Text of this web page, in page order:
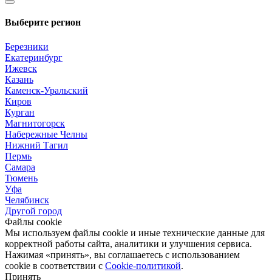
Выберите регион
Березники
Екатеринбург
Ижевск
Казань
Каменск-Уральский
Киров
Курган
Магнитогорск
Набережные Челны
Нижний Тагил
Пермь
Самара
Тюмень
Уфа
Челябинск
Другой город
Файлы cookie
Мы используем файлы cookie и иные технические данные для
корректной работы сайта, аналитики и улучшения сервиса.
Нажимая «принять», вы соглашаетесь с использованием
cookie в соответствии с Cookie-политикой.
Принять